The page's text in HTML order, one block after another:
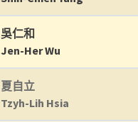
吳仁和
Jen-Her Wu
夏自立
Tzyh-Lih Hsia